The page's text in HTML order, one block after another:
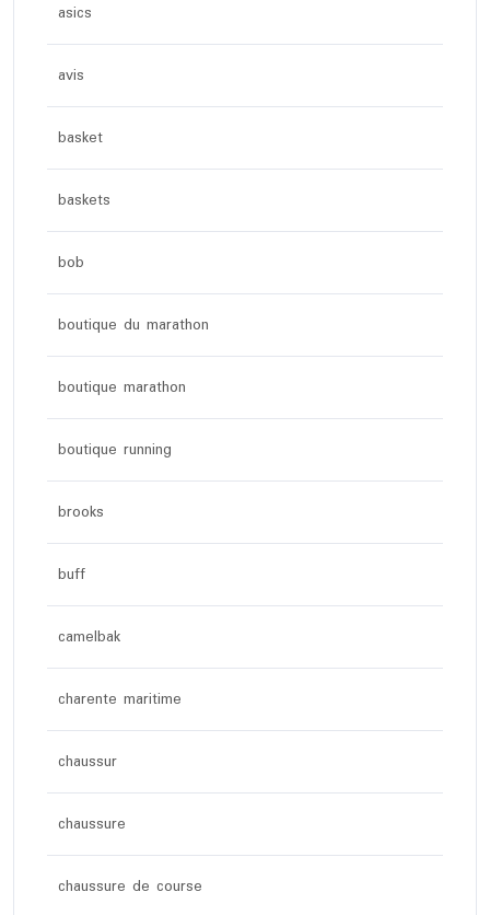
asics
avis
basket
baskets
bob
boutique du marathon
boutique marathon
boutique running
brooks
buff
camelbak
charente maritime
chaussur
chaussure
chaussure de course